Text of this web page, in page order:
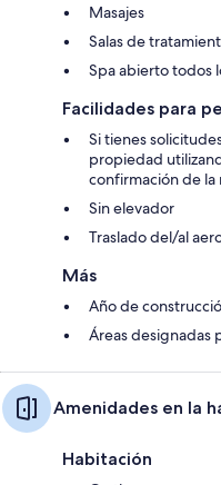
Masajes
Salas de
Spa abierto todos
Facilidades para
Si tienes
propiedad
confirmación de la
Sin elevador
Traslado del/al
Más
Año de
Áreas designadas
Amenidades en la
Habitación